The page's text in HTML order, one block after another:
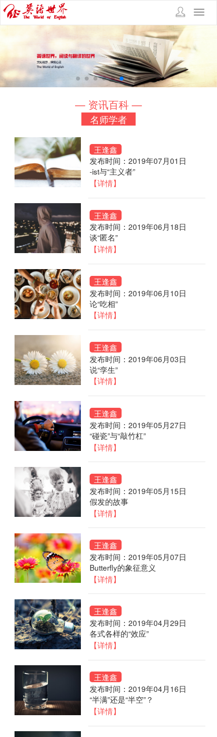
— 资讯百科 —
名师学者
王逢鑫
发布时间：2019年07月01日
-ist与“主义者”
【详情】
王逢鑫
发布时间：2019年06月18日
谈“匿名”
【详情】
王逢鑫
发布时间：2019年06月10日
论“吃相”
【详情】
王逢鑫
发布时间：2019年06月03日
说“孪生”
【详情】
王逢鑫
发布时间：2019年05月27日
“碰瓷”与“敲竹杠”
【详情】
王逢鑫
发布时间：2019年05月15日
假发的故事
【详情】
王逢鑫
发布时间：2019年05月07日
Butterfly的象征意义
【详情】
王逢鑫
发布时间：2019年04月29日
各式各样的“效应”
【详情】
王逢鑫
发布时间：2019年04月16日
“半满”还是“半空”？
【详情】